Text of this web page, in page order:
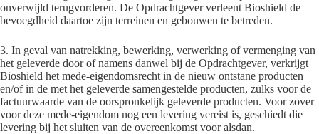
onverwijld terugvorderen. De Opdrachtgever verleent Bioshield de
bevoegdheid daartoe zijn terreinen en gebouwen te betreden.
3. In geval van natrekking, bewerking, verwerking of vermenging van
het geleverde door of namens danwel bij de Opdrachtgever, verkrijgt
Bioshield het mede-eigendomsrecht in de nieuw ontstane producten
en/of in de met het geleverde samengestelde producten, zulks voor de
factuurwaarde van de oorspronkelijk geleverde producten. Voor zover
voor deze mede-eigendom nog een levering vereist is, geschiedt die
levering bij het sluiten van de overeenkomst voor alsdan.